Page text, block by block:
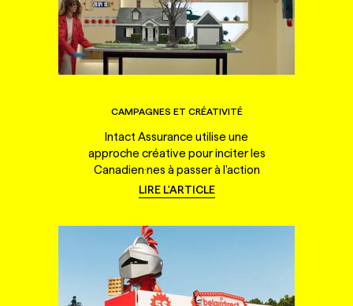
CAMPAGNES ET CRÉATIVITÉ
Intact Assurance utilise une
approche créative pour inciter les
Canadien·nes à passer à l'action
LIRE L'ARTICLE